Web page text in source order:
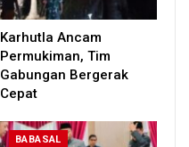
Karhutla Ancam
Permukiman, Tim
Gabungan Bergerak
Cepat
BABASAL